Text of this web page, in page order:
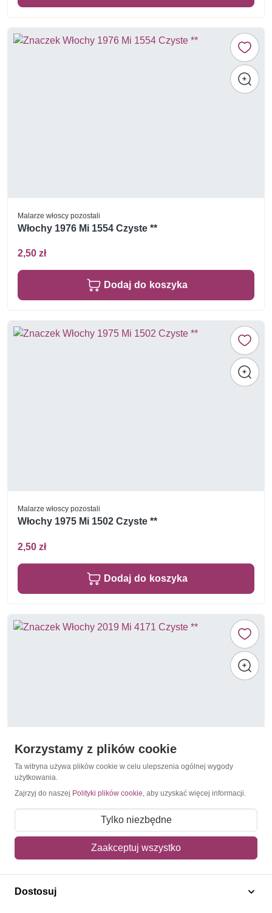
Malarze włoscy pozostali
Włochy 1976 Mi 1554 Czyste **
2,50 zł
Dodaj do koszyka
Malarze włoscy pozostali
Włochy 1975 Mi 1502 Czyste **
2,50 zł
Dodaj do koszyka
Włochy 2019 Mi 4171 Czyste **
7,50 zł
Dodaj do koszyka
Korzystamy z plików cookie
Ta witryna używa plików cookie w celu ulepszenia ogólnej wygody
użytkowania.
Zajrzyj do naszej Polityki plików cookie, aby uzyskać więcej informacji.
Tylko niezbędne
Zaakceptuj wszystko
Dostosuj